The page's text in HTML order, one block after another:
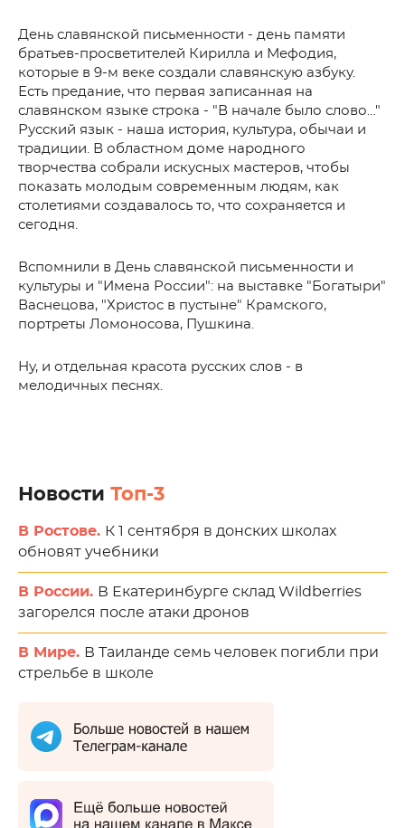
День славянской письменности - день памяти
братьев-просветителей Кирилла и Мефодия,
которые в 9-м веке создали славянскую азбуку.
Есть предание, что первая записанная на
славянском языке строка - "В начале было слово…"
Русский язык - наша история, культура, обычаи и
традиции. В областном доме народного
творчества собрали искусных мастеров, чтобы
показать молодым современным людям, как
столетиями создавалось то, что сохраняется и
сегодня.
Вспомнили в День славянской письменности и
культуры и "Имена России": на выставке "Богатыри"
Васнецова, "Христос в пустыне" Крамского,
портреты Ломоносова, Пушкина.
Ну, и отдельная красота русских слов - в
мелодичных песнях.
Новости Топ-3
В Ростове. К 1 сентября в донских школах
обновят учебники
В России. В Екатеринбурге склад Wildberries
загорелся после атаки дронов
В Мире. В Таиланде семь человек погибли при
стрельбе в школе